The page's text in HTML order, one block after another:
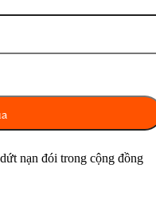
nạn đói trong cộng đồng